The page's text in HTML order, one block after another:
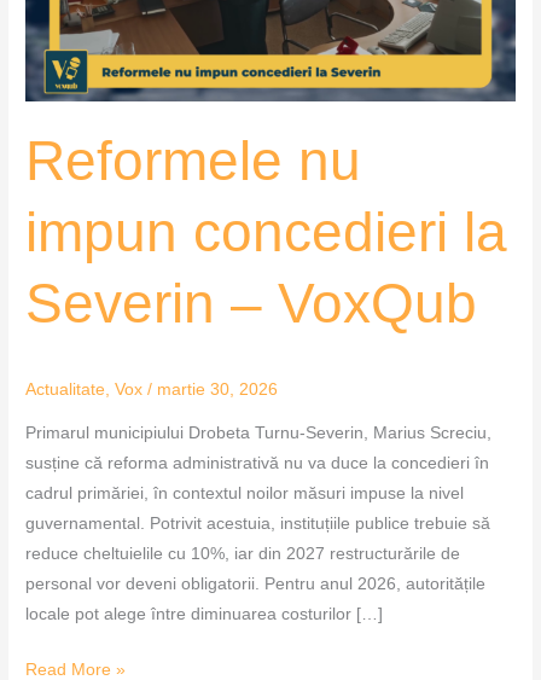
Reformele nu
impun concedieri la
Severin – VoxQub
Actualitate,Vox / martie 30, 2026
Primarul municipiului Drobeta Turnu-Severin, Marius Screciu,
susține că reforma administrativă nu va duce la concedieri în
cadrul primăriei, în contextul noilor măsuri impuse la nivel
guvernamental. Potrivit acestuia, instituțiile publice trebuie să
reduce cheltuielile cu 10%, iar din 2027 restructurările de
personal vor deveni obligatorii. Pentru anul 2026, autoritățile
locale pot alege între diminuarea costurilor […]
–
VoxQub
Read More »